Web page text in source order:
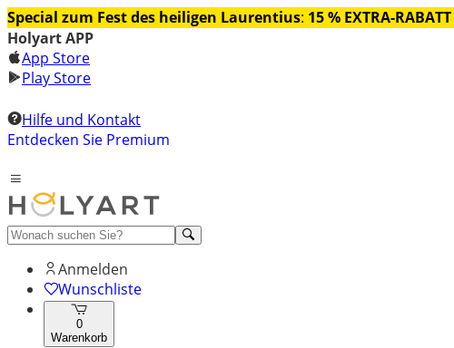
Special zum Fest des heiligen Laurentius: 15 % EXTRA-RABATT
Holyart APP
App Store
Play Store
Hilfe und Kontakt
Entdecken Sie Premium
Anmelden
Wunschliste
0
Warenkorb